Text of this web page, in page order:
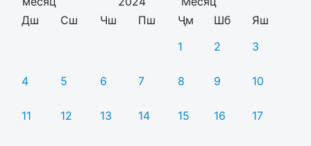
Дш
Сш Чш Пш Ҷм Шб
Яш
1
2 3
4 5 6 7 8 9 10
11 12 13 14 15 16 17